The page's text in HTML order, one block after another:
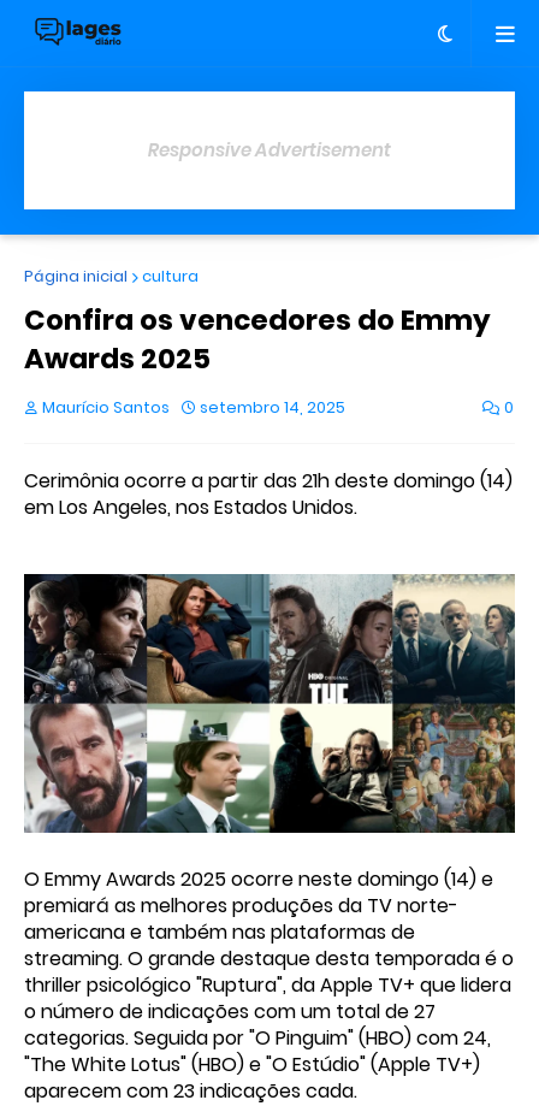
Responsive Advertisement
Página inicial cultura
Confira os vencedores do Emmy
Awards 2025
Maurício Santos setembro 14, 2025 0
Cerimônia ocorre a partir das 21h deste domingo (14)
em Los Angeles, nos Estados Unidos.
O Emmy Awards 2025 ocorre neste domingo (14) e
premiará as melhores produções da TV norte-
americana e também nas plataformas de
streaming. O grande destaque desta temporada é o
thriller psicológico "Ruptura", da Apple TV+ que lidera
o número de indicações com um total de 27
categorias. Seguida por "O Pinguim" (HBO) com 24,
"The White Lotus" (HBO) e "O Estúdio" (Apple TV+)
aparecem com 23 indicações cada.